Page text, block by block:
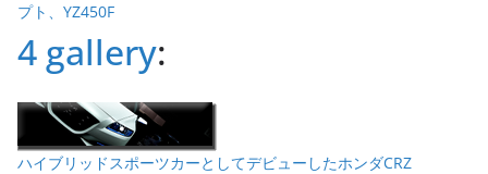
プト、YZ450F
4 gallery:
ハイブリッドスポーツカーとしてデビューしたホンダCRZ